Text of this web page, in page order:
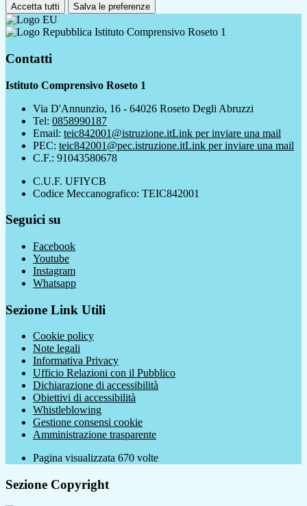
Accetta tutti Salva le preferenze
Istituto Comprensivo Roseto 1
Contatti
Istituto Comprensivo Roseto 1
Via D'Annunzio, 16 - 64026 Roseto Degli Abruzzi
Tel: 0858990187
Email: teic842001@istruzione.itLink per inviare una mail
PEC: teic842001@pec.istruzione.itLink per inviare una mail
C.F.: 91043580678
C.U.F. UFIYCB
Codice Meccanografico: TEIC842001
Seguici su
Facebook
Youtube
Instagram
Whatsapp
Sezione Link Utili
Cookie policy
Note legali
Informativa Privacy
Ufficio Relazioni con il Pubblico
Dichiarazione di accessibilità
Obiettivi di accessibilità
Whistleblowing
Gestione consensi cookie
Amministrazione trasparente
Pagina visualizzata 670 volte
Sezione Copyright